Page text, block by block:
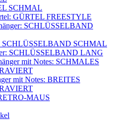
SCHMAL
GÜRTEL FREESTYLE
SCHLÜSSELBAND
SCHLÜSSELBAND SCHMAL
SCHLÜSSELBAND LANG
mit Notes: SCHMALES
mit Notes: BREITES
MAUS